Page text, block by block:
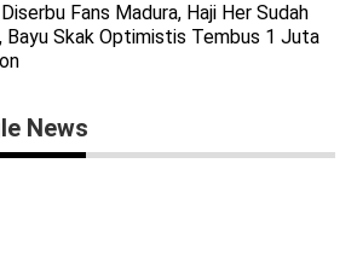
Diserbu Fans Madura, Haji Her Sudah
Bayu Skak Optimistis Tembus 1 Juta
News